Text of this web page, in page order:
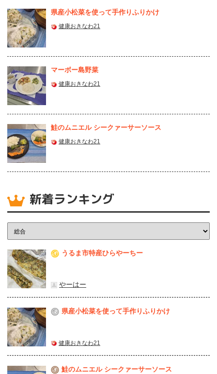
県産⼩松菜を使って⼿作りふりかけ
健康おきなわ21
マーボー島野菜
健康おきなわ21
鮭のムニエル シークァーサーソース
健康おきなわ21
新着ランキング
1 うるま市特産ひらやーちー
やーはー
2 県産⼩松菜を使って⼿作りふりかけ
健康おきなわ21
3 鮭のムニエル シークァーサーソース